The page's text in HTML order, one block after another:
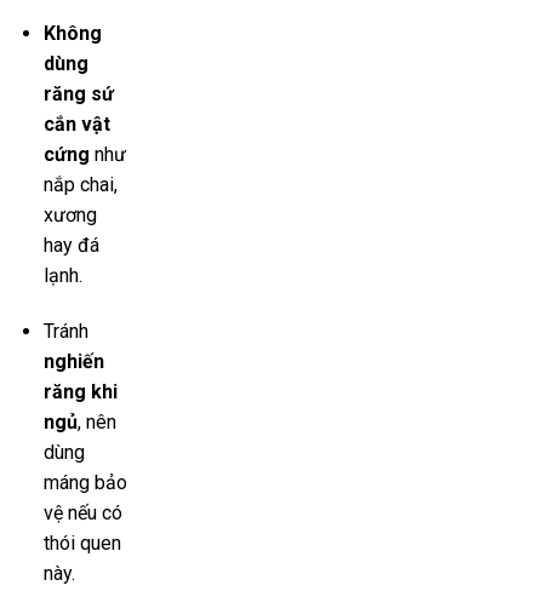
Không
dùng
răng sứ
cắn vật
cứng như
nắp chai,
xương
hay đá
lạnh.
Tránh
nghiến
răng khi
ngủ, nên
dùng
máng bảo
vệ nếu có
thói quen
này.